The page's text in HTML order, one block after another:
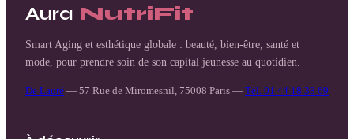
Aura NutriFit
Smart Aging et esthétique globale : beauté, bien-être, santé et
mode, pour prendre soin de son capital jeunesse au quotidien.
De Lauré — 57 Rue de Miromesnil, 75008 Paris — Tél. 01 44 18 38 69